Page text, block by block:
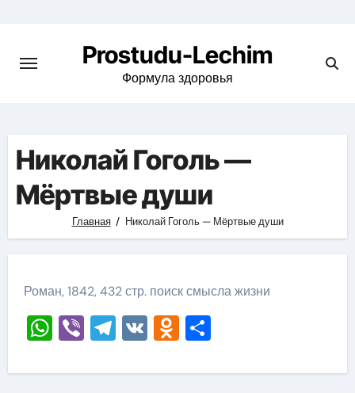
содержимому
Prostudu-Lechim
Формула здоровья
Николай Гоголь —
Мёртвые души
Главная Николай Гоголь — Мёртвые души
Роман, 1842, 432 стр. поиск смысла жизни
WhatsApp
ViberTelegram
VKOdnoklassniki
Отправить